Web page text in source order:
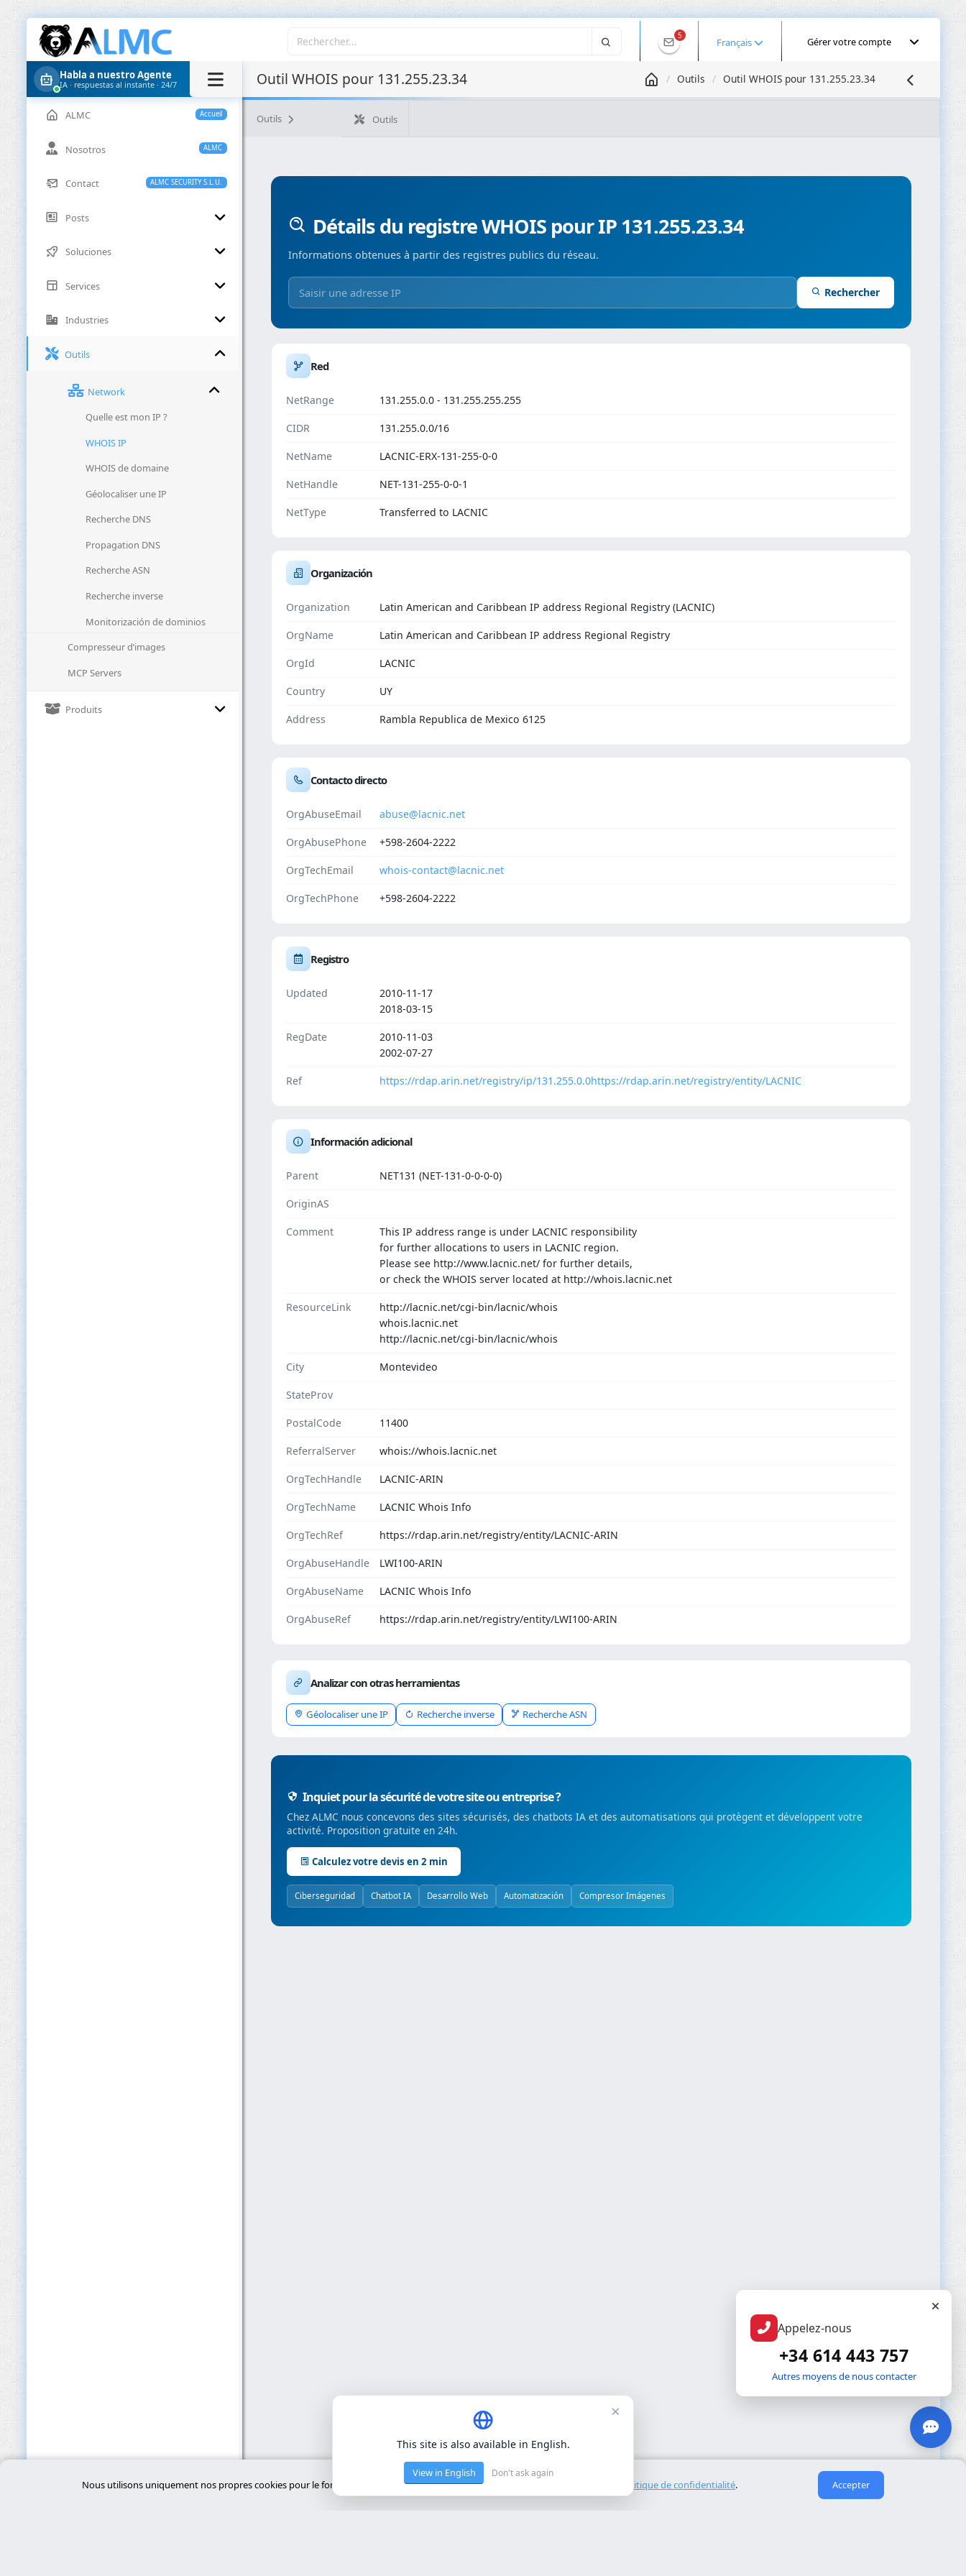
5
Français Gérer votre compte
Habla a nuestro Agente
IA · respuestas al instante · 24/7
Accueil
ALMC
ALMC
Nosotros
ALMC SECURITY S.L.U.
Contact
Posts
Soluciones
Services
Industries
Outils
Network
Quelle est mon IP ?
WHOIS IP
WHOIS de domaine
Géolocaliser une IP
Recherche DNS
Propagation DNS
Recherche ASN
Recherche inverse
Monitorización de dominios
Compresseur d’images
MCP Servers
Produits
Outil WHOIS pour 131.255.23.34 Outils Outil WHOIS pour 131.255.23.34
Outils Outils
Détails du registre WHOIS pour IP 131.255.23.34
Informations obtenues à partir des registres publics du réseau.
Rechercher
Red
NetRange 131.255.0.0 - 131.255.255.255
CIDR 131.255.0.0/16
NetName LACNIC-ERX-131-255-0-0
NetHandle NET-131-255-0-0-1
NetType Transferred to LACNIC
Organización
Organization Latin American and Caribbean IP address Regional Registry (LACNIC)
OrgName Latin American and Caribbean IP address Regional Registry
OrgId LACNIC
Country UY
Address Rambla Republica de Mexico 6125
Contacto directo
OrgAbuseEmail abuse@lacnic.net
OrgAbusePhone +598-2604-2222
OrgTechEmail whois-contact@lacnic.net
OrgTechPhone +598-2604-2222
Registro
Updated
2010-11-17
2018-03-15
RegDate
2010-11-03
2002-07-27
Ref https://rdap.arin.net/registry/ip/131.255.0.0https://rdap.arin.net/registry/entity/LACNIC
Información adicional
Parent NET131 (NET-131-0-0-0-0)
OriginAS
Comment
This IP address range is under LACNIC responsibility
for further allocations to users in LACNIC region.
Please see http://www.lacnic.net/ for further details,
or check the WHOIS server located at http://whois.lacnic.net
ResourceLink
http://lacnic.net/cgi-bin/lacnic/whois
whois.lacnic.net
http://lacnic.net/cgi-bin/lacnic/whois
City Montevideo
StateProv
PostalCode 11400
ReferralServer whois://whois.lacnic.net
OrgTechHandle LACNIC-ARIN
OrgTechName LACNIC Whois Info
OrgTechRef https://rdap.arin.net/registry/entity/LACNIC-ARIN
OrgAbuseHandle LWI100-ARIN
OrgAbuseName LACNIC Whois Info
OrgAbuseRef https://rdap.arin.net/registry/entity/LWI100-ARIN
Analizar con otras herramientas
Géolocaliser une IP Recherche inverse Recherche ASN
Inquiet pour la sécurité de votre site ou entreprise ?
Chez ALMC nous concevons des sites sécurisés, des chatbots IA et des automatisations qui protègent et développent votre
activité. Proposition gratuite en 24h.
Calculez votre devis en 2 min
Ciberseguridad Chatbot IA Desarrollo Web Automatización Compresor Imágenes
Nous utilisons uniquement nos propres cookies pour le fonctionnement de base du site. Nous n'utilisons pas de cookies tiers. Politique de confidentialité. Accepter
Appelez-nous
+34 614 443 757
Autres moyens de nous contacter
×
This site is also available in English.
View in English Don't ask again